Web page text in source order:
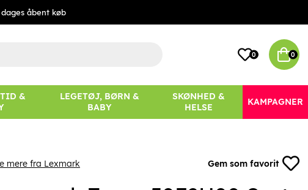
åbent køb
0 0
&
LEGETØJ, BØRN &
BABY
SKØNHED &
HELSE
KAMPAGNER
mere fra Lexmark Gem som favorit